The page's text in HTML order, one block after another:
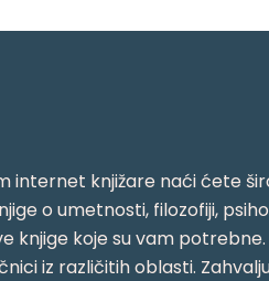
internet knjižare naći ćete
o umetnosti, filozofiji,
knjige koje su vam
iz različitih oblasti.